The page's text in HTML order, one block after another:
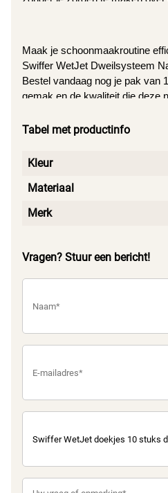
Maak je schoonmaakroutine
Swiffer WetJet Dweilsysteem
Bestel vandaag nog je pak van
gemak en de kwaliteit die deze
met Swiffer WetJet.
Tabel met productinfo
Kleur
Materiaal
Merk
Vragen? Stuur een bericht!